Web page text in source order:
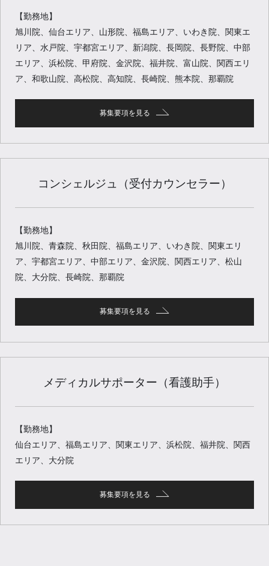
【勤務地】
旭川院、仙台エリア、山形院、福島エリア、いわき院、関東エ
リア、水戸院、宇都宮エリア、新潟院、長岡院、長野院、中部
エリア、浜松院、甲府院、金沢院、福井院、富山院、関西エリ
ア、和歌山院、高松院、高知院、長崎院、熊本院、那覇院
募集要項を見る
コンシェルジュ（受付カウンセラー）
【勤務地】
旭川院、青森院、秋田院、福島エリア、いわき院、関東エリ
ア、宇都宮エリア、中部エリア、金沢院、関西エリア、松山
院、大分院、長崎院、那覇院
募集要項を見る
メディカルサポーター（看護助手）
【勤務地】
仙台エリア、福島エリア、関東エリア、浜松院、福井院、関西
エリア、大分院
募集要項を見る